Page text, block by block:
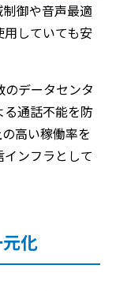
制御や音声最適
していても安
データセンタ
通話不能を防
高い稼働率を
ンフラとして
化